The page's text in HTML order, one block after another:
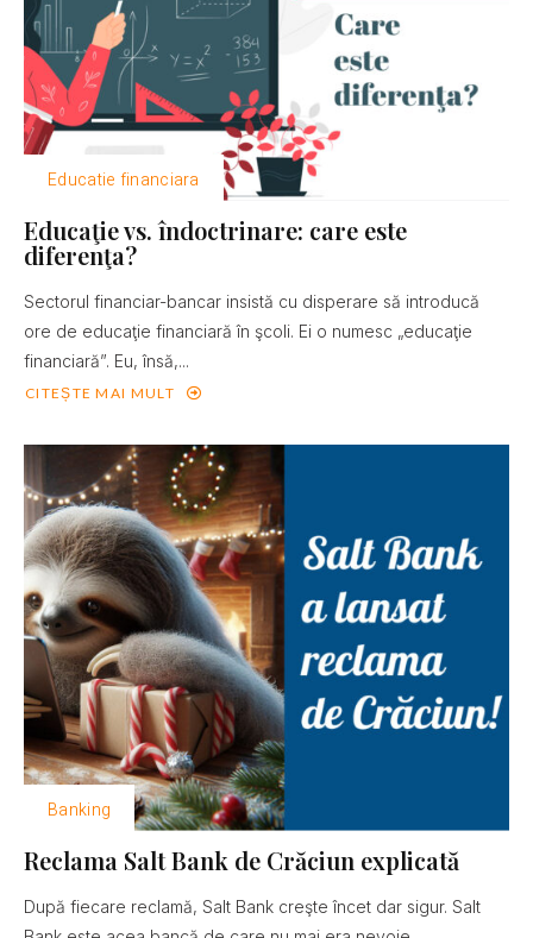
Educatie financiara
Educaţie vs. îndoctrinare: care este
diferenţa?
Sectorul financiar-bancar insistă cu disperare să introducă
ore de educaţie financiară în şcoli. Ei o numesc „educaţie
financiară”. Eu, însă,...
CITEȘTE MAI MULT
Banking
Reclama Salt Bank de Crăciun explicată
După fiecare reclamă, Salt Bank creşte încet dar sigur. Salt